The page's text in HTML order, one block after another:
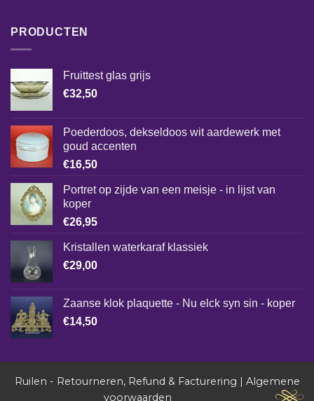
PRODUCTEN
Fruittest glas grijs
€32,50
Poederdoos, dekseldoos wit aardewerk met
goud accenten
€16,50
Portret op zijde van een meisje - in lijst van
koper
€26,95
Kristallen waterkaraf klassiek
€29,00
Zaanse klok plaquette - Nu elck syn sin - koper
€14,50
Ruilen - Retourneren, Refund & Facturering | Algemene
voorwaarden